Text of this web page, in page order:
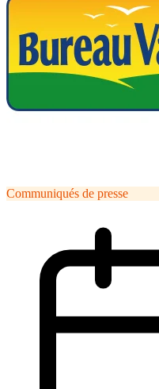
Communiqués de presse